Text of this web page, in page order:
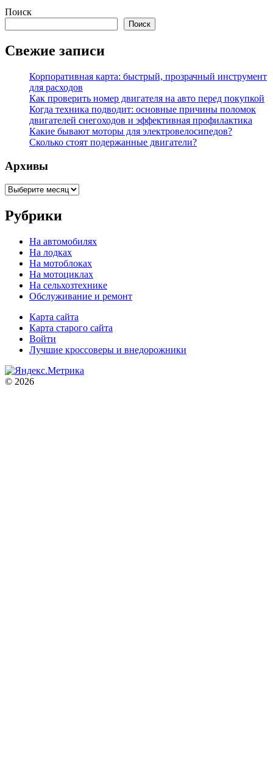
Поиск
Поиск
Свежие записи
Корпоративная карта: быстрый, прозрачный инструмент
для расходов
Как проверить номер двигателя на авто перед покупкой
Когда техника подводит: основные причины поломок
двигателей снегоходов и эффективная профилактика
Какие бывают моторы для электровелосипедов?
Сколько стоят подержанные двигатели?
Архивы
Архивы
Рубрики
На автомобилях
На лодках
На мотоблоках
На мотоциклах
На сельхозтехнике
Обслуживание и ремонт
Карта сайта
Карта старого сайта
Войти
Лучшие кроссоверы и внедорожники
© 2026